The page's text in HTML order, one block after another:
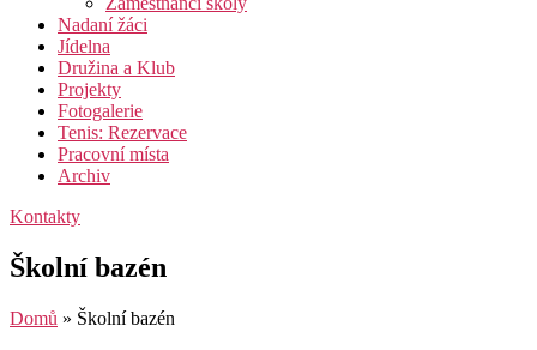
Nadaní žáci
Jídelna
Družina a Klub
Projekty
Fotogalerie
Tenis: Rezervace
Pracovní místa
Archiv
Kontakty
Školní bazén
Domů » Školní bazén